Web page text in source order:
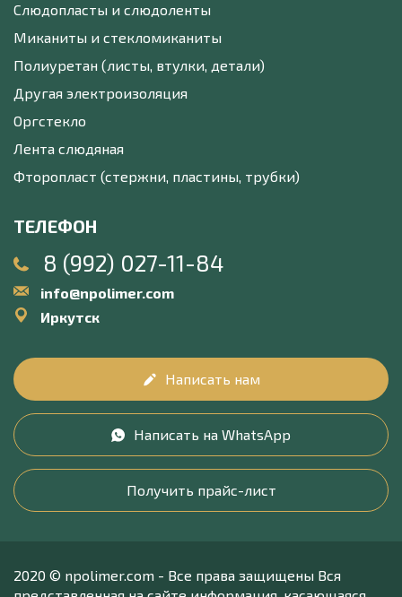
Слюдопласты и слюдоленты
Миканиты и стекломиканиты
Полиуретан (листы, втулки, детали)
Другая электроизоляция
Оргстекло
Лента слюдяная
Фторопласт (стержни, пластины, трубки)
ТЕЛЕФОН
8 (992) 027-11-84
info@npolimer.com
Иркутск
Написать нам
Написать на WhatsApp
Получить прайс-лист
2020 © npolimer.com - Все права защищены Вся